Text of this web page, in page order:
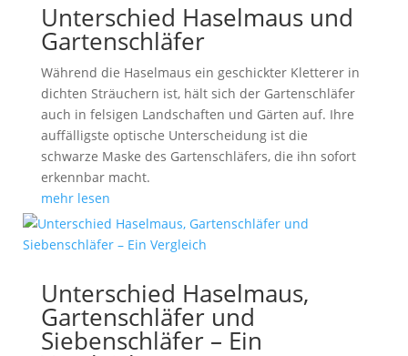
Unterschied Haselmaus und
Gartenschläfer
Während die Haselmaus ein geschickter Kletterer in
dichten Sträuchern ist, hält sich der Gartenschläfer
auch in felsigen Landschaften und Gärten auf. Ihre
auffälligste optische Unterscheidung ist die
schwarze Maske des Gartenschläfers, die ihn sofort
erkennbar macht.
mehr lesen
Unterschied Haselmaus,
Gartenschläfer und
Siebenschläfer – Ein